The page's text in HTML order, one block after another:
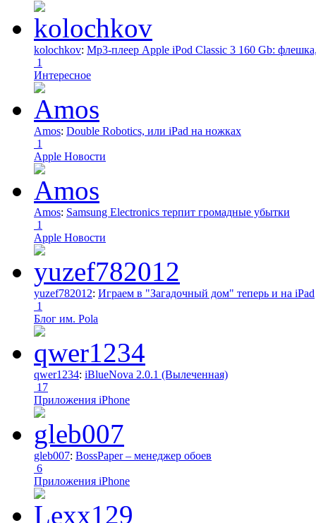
kolochkov: Mp3-плеер Apple iPod Classic 3 160 Gb:
1
Интересное
Amos: Double Robotics, или iPad на ножках
1
Apple Новости
Amos: Samsung Electronics терпит громадные убытки
1
Apple Новости
yuzef782012: Играем в "Загадочный дом" теперь и на iPad
1
Блог им. Pola
qwer1234: iBlueNova 2.0.1 (Вылеченная)
17
Приложения iPhone
gleb007: BossPaper – менеджер обоев
6
Приложения iPhone